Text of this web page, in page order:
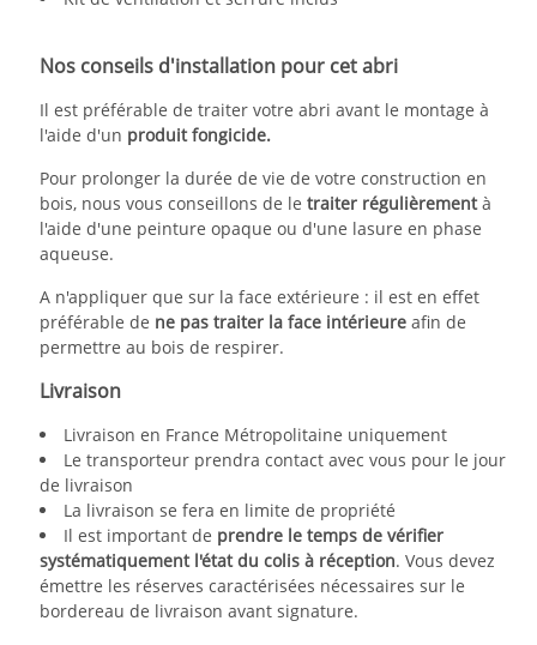
Nos conseils d'installation pour cet abri
Il est préférable de traiter votre abri avant le montage à
l'aide d'un produit fongicide.
Pour prolonger la durée de vie de votre construction en
bois, nous vous conseillons de le traiter régulièrementà
l'aide d'une peinture opaque ou d'une lasure en phase
aqueuse.
A n'appliquer que sur la face extérieure : il est en effet
préférable de ne pas traiter la face intérieure afin de
permettre au bois de respirer.
Livraison
Livraison en France Métropolitaine uniquement
Le transporteur prendra contact avec vous pour le jour
de livraison
La livraison se fera en limite de propriété
Il est important de prendre le temps de vérifier
systématiquement l'état du colis à réception. Vous devez
émettre les réserves caractérisées nécessaires sur le
bordereau de livraison avant signature.